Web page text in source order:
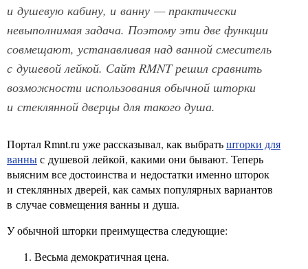
и душевую кабину, и ванну — практически
невыполнимая задача. Поэтому эти две функции
совмещают, устанавливая над ванной смеситель
с душевой лейкой. Сайт RMNT решил сравнить
возможности использования обычной шторки
и стеклянной дверцы для такого душа.
Портал Rmnt.ru уже рассказывал, как выбратьшторки для
ванныс душевой лейкой, какими они бывают. Теперь
выясним все достоинства и недостатки именно шторок
и стеклянных дверей, как самых популярных вариантов
в случае совмещения ванны и душа.
У обычной шторки преимущества следующие:
Весьма демократичная цена.